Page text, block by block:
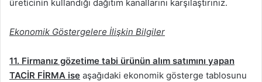
üreticinin kullandığı dağıtım kanallarını karşılaştırınız.
Ekonomik Göstergelere İlişkin Bilgiler
11. Firmanız gözetime tabi ürünün alım satımını yapan
TACİR FİRMA ise aşağıdaki ekonomik gösterge tablosunu